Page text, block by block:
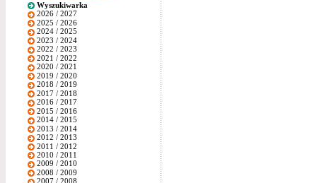
Wyszukiwarka
2026 / 2027
2025 / 2026
2024 / 2025
2023 / 2024
2022 / 2023
2021 / 2022
2020 / 2021
2019 / 2020
2018 / 2019
2017 / 2018
2016 / 2017
2015 / 2016
2014 / 2015
2013 / 2014
2012 / 2013
2011 / 2012
2010 / 2011
2009 / 2010
2008 / 2009
2007 / 2008